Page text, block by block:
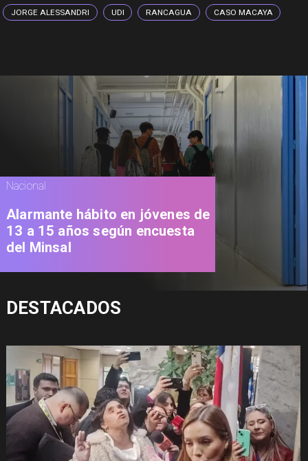
JORGE ALESSANDRI UDI RANCAGUA CASO MACAYA
Nacional
Alarmante hábito en jóvenes de
13 a 15 años según encuesta
del Minsal
DESTACADOS